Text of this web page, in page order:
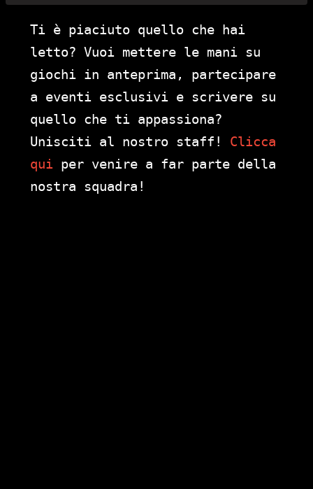
Ti è piaciuto quello che hai
letto? Vuoi mettere le mani su
giochi in anteprima, partecipare
a eventi esclusivi e scrivere su
quello che ti appassiona?
Unisciti al nostro staff! Clicca
qui per venire a far parte della
nostra squadra!